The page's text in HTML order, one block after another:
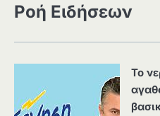
Ροή Ειδήσεων
Το